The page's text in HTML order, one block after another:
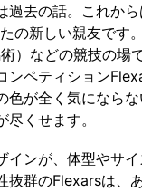
過去の話。これか
の新しい親友です
）などの競技の場
ンペティション
色が全く気になら
くせます。
インが、体型やサ
抜群のFlexarsは、